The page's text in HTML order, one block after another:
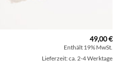
49,00€
Enthält 19% MwSt.
Lieferzeit: ca. 2-4 Werktage